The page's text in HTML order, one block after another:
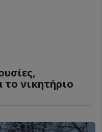
το νικητήριο